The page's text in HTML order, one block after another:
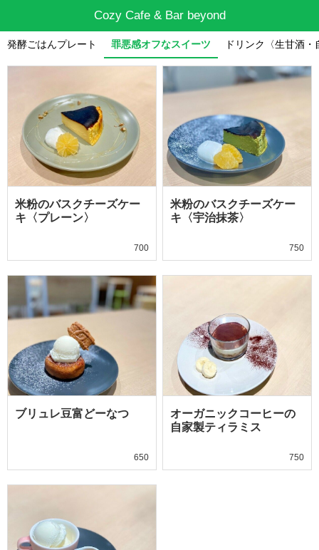
Cozy Cafe & Bar beyond
発酵ごはんプレート 罪悪感オフなスイーツ ドリンク〈生甘酒
米粉のバスクチーズケー
キ〈プレーン〉
700
米粉のバスクチーズケー
キ〈宇治抹茶〉
750
ブリュレ豆富どーなつ
650
オーガニックコーヒーの
自家製ティラミス
750